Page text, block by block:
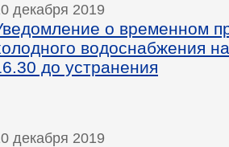
декабря 2019
о временном
водоснабжения
до устранения
декабря 2019